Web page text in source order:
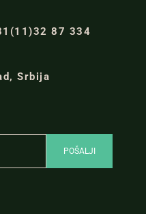
87 334
Srbija